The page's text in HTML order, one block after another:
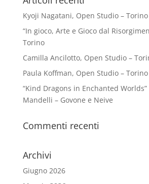
Kyoji Nagatani, Open Studio – Torino
“In gioco, Arte e Gioco dal
Torino
Camilla Ancilotto, Open Studio –
Paula Koffman, Open Studio – Torino
“Kind Dragons in Enchanted
Mandelli – Govone e Neive
Commenti recenti
Archivi
Giugno 2026